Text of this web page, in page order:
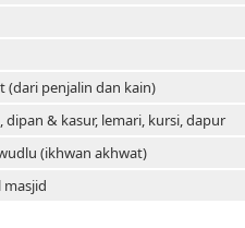
(dari penjalin dan kain)
& kasur, lemari, kursi, dapur
(ikhwan akhwat)